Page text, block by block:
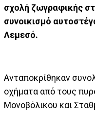
σχολή ζωγραφικής
συνοικισμό
Λεμεσό.
Ανταποκρίθηκαν
οχήματα από τους
Μονοβόλικου και